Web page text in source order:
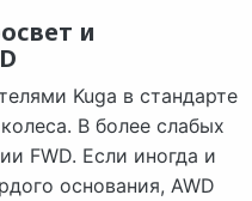
и
Kuga в стандарте
В более слабых
FWD. Если иногда и
основания, AWD